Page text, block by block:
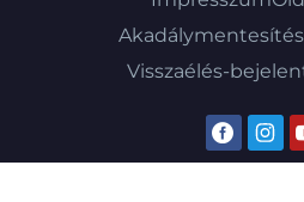
Visszaélés-